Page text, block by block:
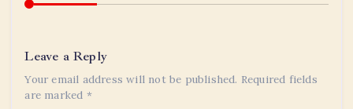
Leave a Reply
Your email address will not be published. Required fields
are marked *